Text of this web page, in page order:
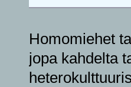
Homomiehet
jopa kahdelta